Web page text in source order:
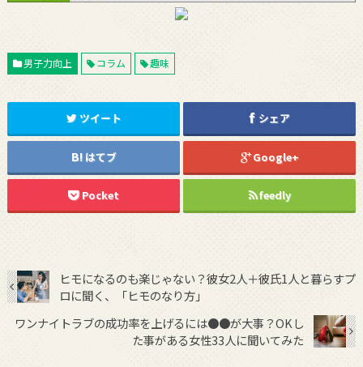
男子力向上 コラム 趣味
ツイート シェア
はてブ Google+
Pocket feedly
ヒモになるのも楽じゃない？彼女2人＋彼氏1人と暮らすプ
ロに聞く、「ヒモのなり方」
ワンナイトラブの成功率を上げるには●●が大事？OKし
た事がある女性33人に聞いてみた